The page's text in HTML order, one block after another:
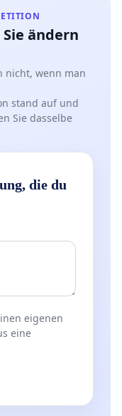
ändern
nicht, wenn man
stand auf und
Sie dasselbe
die du
eigenen
eine